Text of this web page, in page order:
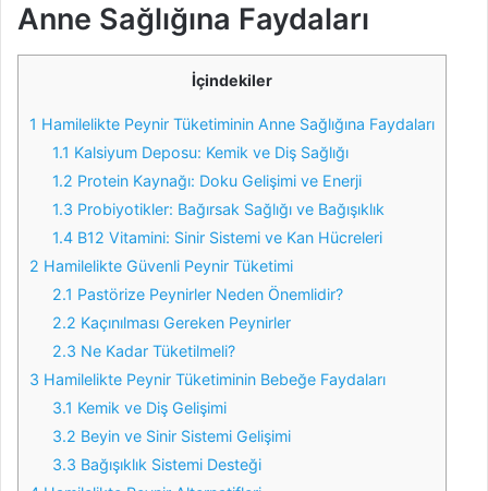
Anne Sağlığına Faydaları
İçindekiler
1 Hamilelikte Peynir Tüketiminin Anne Sağlığına Faydaları
1.1 Kalsiyum Deposu: Kemik ve Diş Sağlığı
1.2 Protein Kaynağı: Doku Gelişimi ve Enerji
1.3 Probiyotikler: Bağırsak Sağlığı ve Bağışıklık
1.4 B12 Vitamini: Sinir Sistemi ve Kan Hücreleri
2 Hamilelikte Güvenli Peynir Tüketimi
2.1 Pastörize Peynirler Neden Önemlidir?
2.2 Kaçınılması Gereken Peynirler
2.3 Ne Kadar Tüketilmeli?
3 Hamilelikte Peynir Tüketiminin Bebeğe Faydaları
3.1 Kemik ve Diş Gelişimi
3.2 Beyin ve Sinir Sistemi Gelişimi
3.3 Bağışıklık Sistemi Desteği